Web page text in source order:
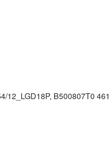
12_LGD18P, B500807T0